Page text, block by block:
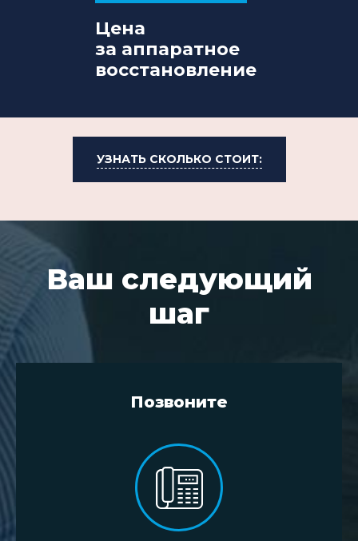
Цена
за аппаратное
восстановление
УЗНАТЬ СКОЛЬКО СТОИТ:
Ваш следующий
шаг
Позвоните